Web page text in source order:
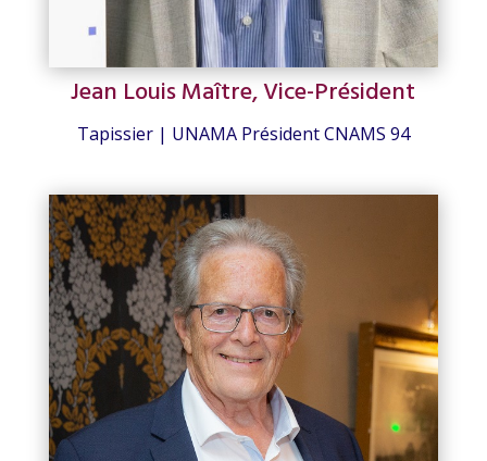
Jean Louis Maître, Vice-Président
Tapissier | UNAMA Président CNAMS 94